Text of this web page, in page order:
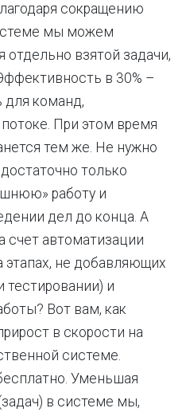
сокращению
мы можем
взятой задачи,
в 30% –
для команд,
При этом время
тем же. Не нужно
только
работу и
дел до конца. А
счет автоматизации
не добавляющих
тестировании) и
Вот вам, как
в скорости на
системе.
Уменьшая
в системе мы,